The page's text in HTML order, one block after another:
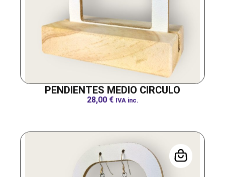
PENDIENTES MEDIO CIRCULO
28,00 € IVA inc.